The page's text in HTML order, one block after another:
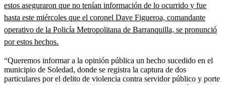
estos aseguraron que no tenían información de lo ocurrido y fue
hasta este miércoles que el coronel Dave Figueroa, comandante
operativo de la Policía Metropolitana de Barranquilla, se pronunció
por estos hechos.
“Queremos informar a la opinión pública un hecho sucedido en el
municipio de Soledad, donde se registra la captura de dos
particulares por el delito de violencia contra servidor público y porte